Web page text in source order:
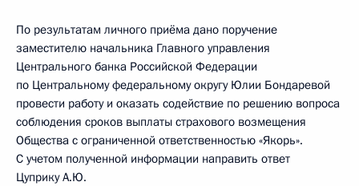
По результатам личного приёма дано поручение
заместителю начальника Главного управления
Центрального банка Российской Федерации
по Центральному федеральному округу Юлии Бондаревой
провести работу и оказать содействие по решению вопроса
соблюдения сроков выплаты страхового возмещения
Общества с ограниченной ответственностью «Якорь».
С учетом полученной информации направить ответ
Цуприку А.Ю.